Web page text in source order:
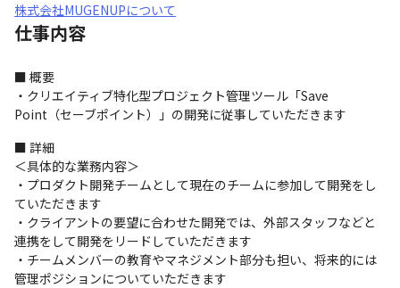
株式会社MUGENUPについて
仕事内容
■ 概要
・クリエイティブ特化型プロジェクト管理ツール「Save
Point（セーブポイント）」の開発に従事していただきます
■ 詳細
＜具体的な業務内容＞
・プロダクト開発チームとして現在のチームに参加して開発をし
ていただきます
・クライアントの要望に合わせた開発では、外部スタッフなどと
連携をして開発をリードしていただきます
・チームメンバーの教育やマネジメント部分も担い、将来的には
管理ポジションについていただきます